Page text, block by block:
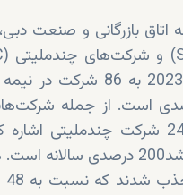
اتاق بازرگانی و صنعت
امارات شده است. این تعداد از 56 شرکت در نیمه اول
یافته است که نشان‌دهنده رشد سالانه 54 درصدی است. از
نیمه اول امسال توجه‌ها را به خود جلب کردند، می‌توان به 24 شرکت
مقایسه با هشت شرکت در نیمه اول سال 2023، نشان‌دهنده